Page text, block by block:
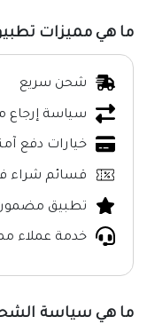
ما هي مميزات
شحن سريع
سياسة إرجاع
خيارات دفع
قسائم شراء
تطبيق
خدمة عملاء
ما هي سياسة